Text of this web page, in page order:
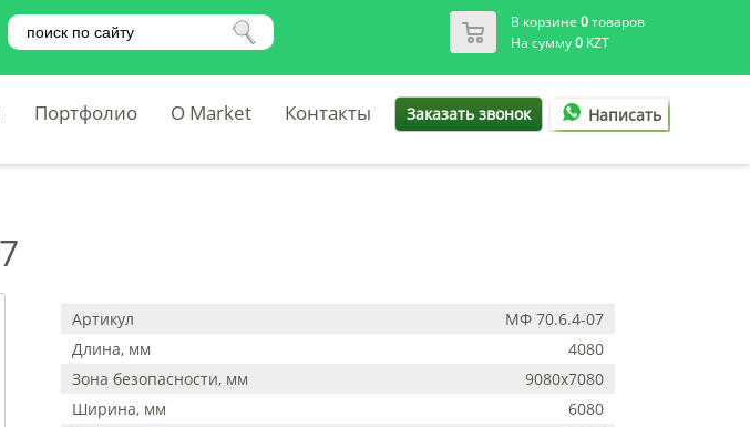
В корзине 0товаров
На сумму0KZT
Портфолио O Market Контакты Заказать звонок Написать
Артикул
МФ 70.6.4-07
Длина, мм
4080
Зона безопасности, мм
9080х7080
Ширина, мм
6080